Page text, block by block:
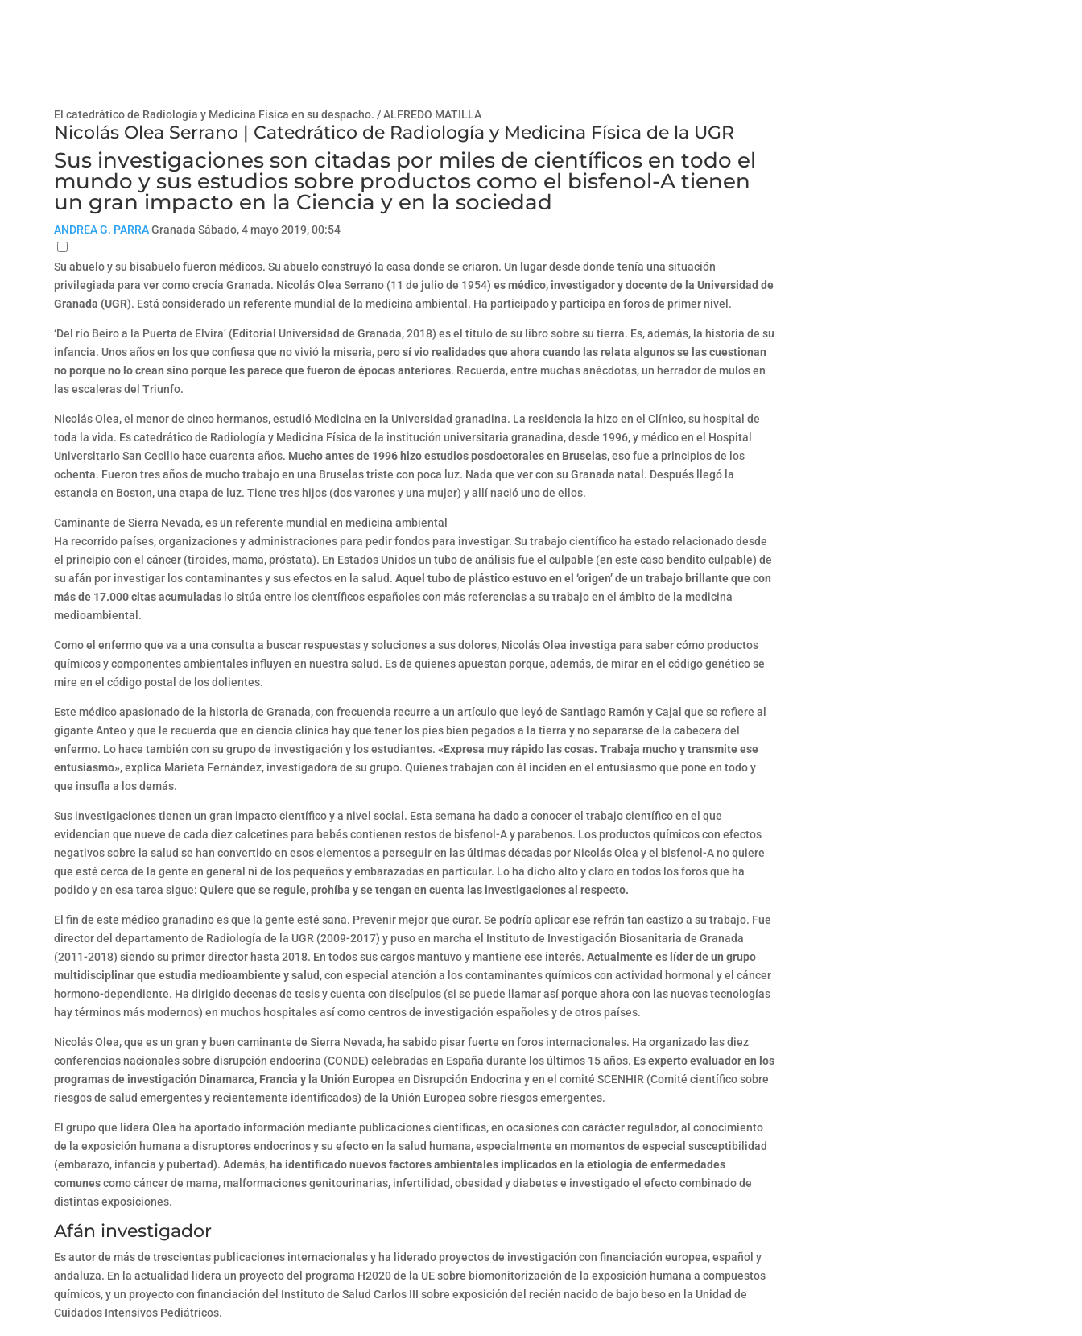
El catedrático de Radiología y Medicina Física en su despacho. /ALFREDO MATILLA
Nicolás Olea Serrano | Catedrático de Radiología y Medicina Física de la UGR
Sus investigaciones son citadas por miles de científicos en todo el
mundo y sus estudios sobre productos como el bisfenol-A tienen
un gran impacto en la Ciencia y en la sociedad
ANDREA G. PARRAGranadaSábado, 4 mayo 2019, 00:54
Su abuelo y su bisabuelo fueron médicos. Su abuelo construyó la casa donde se criaron. Un lugar desde donde tenía una situación
privilegiada para ver como crecía Granada. Nicolás Olea Serrano (11 de julio de 1954)es médico, investigador y docente de la Universidad de
Granada (UGR). Está considerado un referente mundial de la medicina ambiental. Ha participado y participa en foros de primer nivel.
‘Del río Beiro a la Puerta de Elvira’ (Editorial Universidad de Granada, 2018) es el título de su libro sobre su tierra. Es, además, la historia de su
infancia. Unos años en los que confiesa que no vivió la miseria, perosí vio realidades que ahora cuando las relata algunos se las cuestionan
no porque no lo crean sino porque les parece que fueron de épocas anteriores. Recuerda, entre muchas anécdotas, un herrador de mulos en
las escaleras del Triunfo.
Nicolás Olea, el menor de cinco hermanos, estudió Medicina en la Universidad granadina. La residencia la hizo en el Clínico, su hospital de
toda la vida. Es catedrático de Radiología y Medicina Física de la institución universitaria granadina, desde 1996, y médico en el Hospital
Universitario San Cecilio hace cuarenta años. Mucho antes de 1996 hizo estudios posdoctorales en Bruselas, eso fue a principios de los
ochenta. Fueron tres años de mucho trabajo en una Bruselas triste con poca luz. Nada que ver con su Granada natal. Después llegó la
estancia en Boston, una etapa de luz. Tiene tres hijos (dos varones y una mujer) y allí nació uno de ellos.
Caminante de Sierra Nevada, es un referente mundial en medicina ambiental
Ha recorrido países, organizaciones y administraciones para pedir fondos para investigar. Su trabajo científico ha estado relacionado desde
el principio con el cáncer (tiroides, mama, próstata). En Estados Unidos un tubo de análisis fue el culpable (en este caso bendito culpable) de
su afán por investigar los contaminantes y sus efectos en la salud.Aquel tubo de plástico estuvo en el ‘origen’ de un trabajo brillante que con
más de 17.000 citas acumuladas lo sitúa entre los científicos españoles con más referencias a su trabajo en el ámbito de la medicina
medioambiental.
Como el enfermo que va a una consulta a buscar respuestas y soluciones a sus dolores, Nicolás Olea investiga para saber cómo productos
químicos y componentes ambientales influyen en nuestra salud. Es de quienes apuestan porque, además, de mirar en el código genético se
mire en el código postal de los dolientes.
Este médico apasionado de la historia de Granada, con frecuencia recurre a un artículo que leyó de Santiago Ramón y Cajal que se refiere al
gigante Anteo y que le recuerda que en ciencia clínica hay que tener los pies bien pegados a la tierra y no separarse de la cabecera del
enfermo. Lo hace también con su grupo de investigación y los estudiantes.«Expresa muy rápido las cosas. Trabaja mucho y transmite ese
entusiasmo», explica Marieta Fernández, investigadora de su grupo. Quienes trabajan con él inciden en el entusiasmo que pone en todo y
que insufla a los demás.
Sus investigaciones tienen un gran impacto científico y a nivel social. Esta semana ha dado a conocer el trabajo científico en el que
evidencian que nueve de cada diez calcetines para bebés contienen restos de bisfenol-A y parabenos. Los productos químicos con efectos
negativos sobre la salud se han convertido en esos elementos a perseguir en las últimas décadas por Nicolás Olea y el bisfenol-A no quiere
que esté cerca de la gente en general ni de los pequeños y embarazadas en particular. Lo ha dicho alto y claro en todos los foros que ha
podido y en esa tarea sigue:Quiere que se regule, prohíba y se tengan en cuenta las investigaciones al respecto.
El fin de este médico granadino es que la gente esté sana. Prevenir mejor que curar. Se podría aplicar ese refrán tan castizo a su trabajo. Fue
director del departamento de Radiología de la UGR (2009-2017) y puso en marcha el Instituto de Investigación Biosanitaria de Granada
(2011-2018) siendo su primer director hasta 2018. En todos sus cargos mantuvo y mantiene ese interés. Actualmente es líder de un grupo
multidisciplinar que estudia medioambiente y salud , con especial atención a los contaminantes químicos con actividad hormonal y el cáncer
hormono-dependiente. Ha dirigido decenas de tesis y cuenta con discípulos (si se puede llamar así porque ahora con las nuevas tecnologías
hay términos más modernos) en muchos hospitales así como centros de investigación españoles y de otros países.
Nicolás Olea, que es un gran y buen caminante de Sierra Nevada, ha sabido pisar fuerte en foros internacionales. Ha organizado las diez
conferencias nacionales sobre disrupción endocrina (CONDE) celebradas en España durante los últimos 15 años. Es experto evaluador en los
programas de investigación Dinamarca, Francia y la Unión Europeaen Disrupción Endocrina y en el comité SCENHIR (Comité científico sobre
riesgos de salud emergentes y recientemente identificados) de la Unión Europea sobre riesgos emergentes.
El grupo que lidera Olea ha aportado información mediante publicaciones científicas, en ocasiones con carácter regulador, al conocimiento
de la exposición humana a disruptores endocrinos y su efecto en la salud humana, especialmente en momentos de especial susceptibilidad
(embarazo, infancia y pubertad). Además, ha identificado nuevos factores ambientales implicados en la etiología de enfermedades
comunescomo cáncer de mama, malformaciones genitourinarias, infertilidad, obesidad y diabetes e investigado el efecto combinado de
distintas exposiciones.
Afán investigador
Es autor de más de trescientas publicaciones internacionales y ha liderado proyectos de investigación con financiación europea, español y
andaluza. En la actualidad lidera un proyecto del programa H2020 de la UE sobre biomonitorización de la exposición humana a compuestos
químicos, y un proyecto con financiación del Instituto de Salud Carlos III sobre exposición del recién nacido de bajo beso en la Unidad de
Cuidados Intensivos Pediátricos.